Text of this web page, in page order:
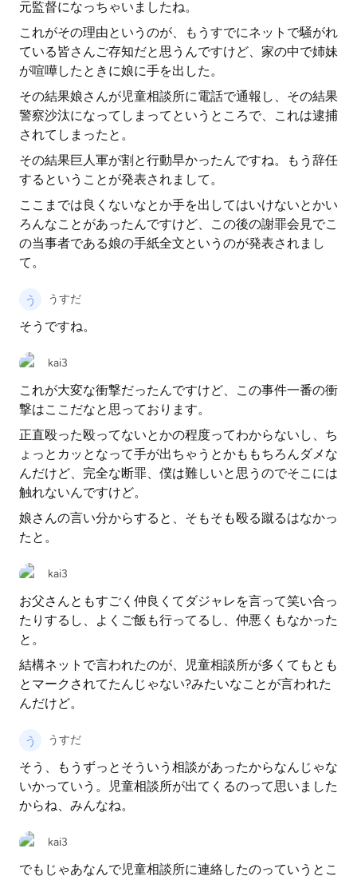
元監督になっちゃいましたね。
これがその理由というのが、もうすでにネットで騒がれ
ている皆さんご存知だと思うんですけど、家の中で姉妹
が喧嘩したときに娘に手を出した。
その結果娘さんが児童相談所に電話で通報し、その結果
警察沙汰になってしまってというところで、これは逮捕
されてしまったと。
その結果巨人軍が割と行動早かったんですね。もう辞任
するということが発表されまして。
ここまでは良くないなとか手を出してはいけないとかい
ろんなことがあったんですけど、この後の謝罪会見でこ
の当事者である娘の手紙全文というのが発表されまし
て。
うすだ
そうですね。
kai3
これが大変な衝撃だったんですけど、この事件一番の衝
撃はここだなと思っております。
正直殴った殴ってないとかの程度ってわからないし、ち
ょっとカッとなって手が出ちゃうとかももちろんダメな
んだけど、完全な断罪、僕は難しいと思うのでそこには
触れないんですけど。
娘さんの言い分からすると、そもそも殴る蹴るはなかっ
たと。
kai3
お父さんともすごく仲良くてダジャレを言って笑い合っ
たりするし、よくご飯も行ってるし、仲悪くもなかった
と。
結構ネットで言われたのが、児童相談所が多くてもとも
とマークされてたんじゃない?みたいなことが言われた
んだけど。
うすだ
そう、もうずっとそういう相談があったからなんじゃな
いかっていう。児童相談所が出てくるのって思いました
からね、みんなね。
kai3
でもじゃあなんで児童相談所に連絡したのっていうとこ